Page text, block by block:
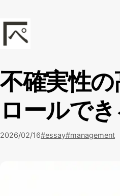
kadoppe.com
不確実性
ロールで
2026/02/16#essay#management